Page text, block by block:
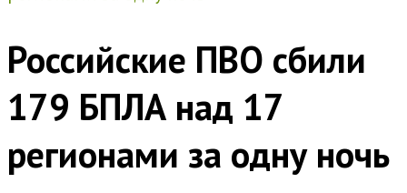
Российские ПВО сбили
179 БПЛА над 17
регионами за одну ночь